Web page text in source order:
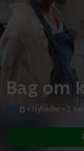
Bag om
• Nyheder • 1